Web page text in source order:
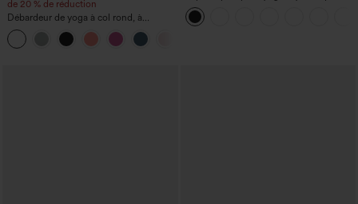
de 20 % de réduction
Débardeur de yoga à col rond, à
fronces, effet rafraîchissant - UPF50+
(une épaule) à manches longues avec
ouverture pour le pouce, ourlet arrondi
haut-bas, séchage rapide, soutien-gorge